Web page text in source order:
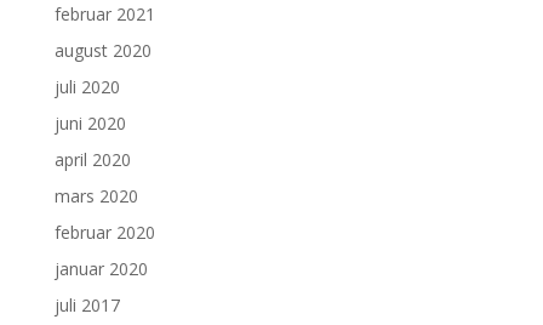
februar 2021
august 2020
juli 2020
juni 2020
april 2020
mars 2020
februar 2020
januar 2020
juli 2017